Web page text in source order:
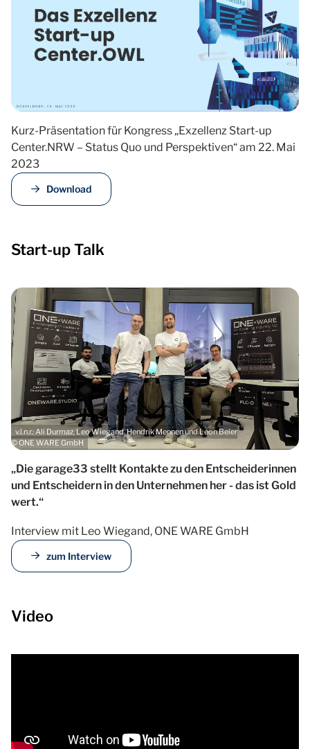
Kurz-Präsentation für Kongress „Exzellenz Start-up
Center.NRW – Status Quo und Perspektiven“ am 22. Mai
2023
Download
Start-up Talk
v.l.n.r.: Ali Durmaz, Leo Wiegand, Hendrik Mennen und Leon Beier
© ONE WARE GmbH
„Die garage33 stellt Kontakte zu den Entscheiderinnen
und Entscheidern in den Unternehmen her - das ist Gold
wert.“
Interview mit Leo Wiegand, ONE WARE GmbH
zum Interview
Video